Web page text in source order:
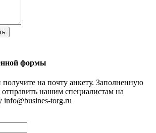
формы
на почту анкету. Заполненную
отправить нашим специалистам на
info@busines-torg.ru